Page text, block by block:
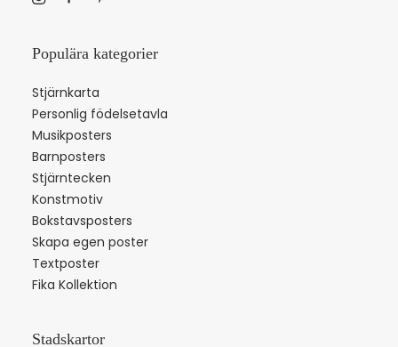
Populära kategorier
Stjärnkarta
Personlig födelsetavla
Musikposters
Barnposters
Stjärntecken
Konstmotiv
Bokstavsposters
Skapa egen poster
Textposter
Fika Kollektion
Stadskartor